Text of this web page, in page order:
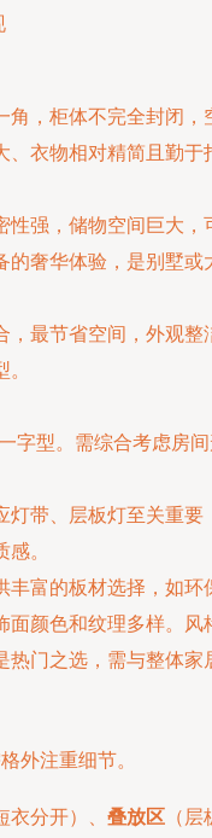
角，柜体不完全封闭，
、衣物相对精简且勤于
性强，储物空间巨大，
的奢华体验，是别墅或
，最节省空间，外观整
字型。需综合考虑房
灯带、层板灯至关重要
。
丰富的板材选择，如环
面颜色和纹理多样。风
热门之选，需与整体家
外注重细节。
衣分开）、 叠放区 （层